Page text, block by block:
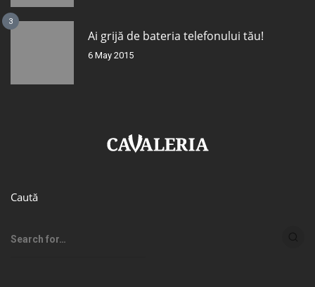
3
Ai grijă de bateria telefonului tău!
6 May 2015
Caută